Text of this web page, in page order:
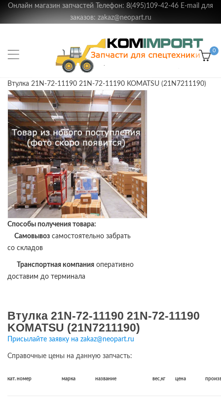
Онлайн магазин запчастей Телефон: 8(495)109-42-46 E-mail для
заказов: zakaz@neopart.ru
0
Втулка 21N-72-11190 21N-72-11190 KOMATSU (21N7211190)
Способы получения товара:
Самовывоз самостоятельно забрать
со складов
Транспортная компания оперативно
доставим до терминала
Втулка 21N-72-11190 21N-72-11190
KOMATSU (21N7211190)
Присылайте заявку на zakaz@neopart.ru
Справочные цены на данную запчасть:
кат. номер марка название вес,кг цена